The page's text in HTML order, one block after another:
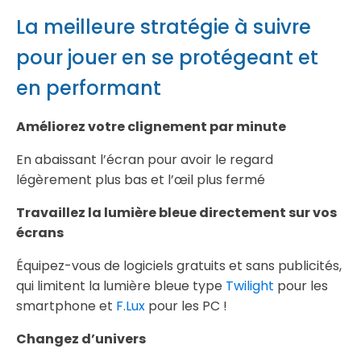
La meilleure stratégie à suivre
pour jouer en se protégeant et
en performant
Améliorez votre clignement par minute
En abaissant l’écran pour avoir le regard
légèrement plus bas et l’œil plus fermé
Travaillez la lumière bleue directement sur vos
écrans
Équipez-vous de logiciels gratuits et sans publicités,
qui limitent la lumière bleue type Twilight pour les
smartphone et F.Lux pour les PC !
Changez d’univers